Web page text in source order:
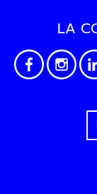
LA